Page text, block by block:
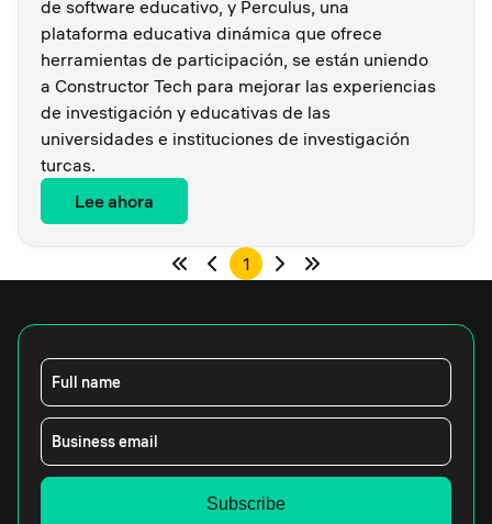
de software educativo, y Perculus, una
plataforma educativa dinámica que ofrece
herramientas de participación, se están uniendo
a Constructor Tech para mejorar las experiencias
de investigación y educativas de las
universidades e instituciones de investigación
turcas.
Lee ahora
1
Full name
Business email